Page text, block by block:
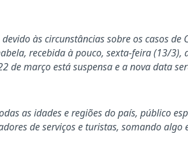
às circunstâncias sobre os casos de
recebida à pouco, sexta-feira (13/3),
de março está suspensa e a nova data
as idades e regiões do país, público
de serviços e turistas, somando algo